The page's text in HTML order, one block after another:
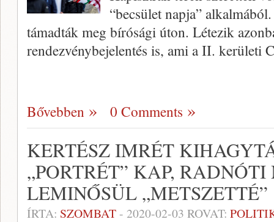
“becsület napja”
támadták meg bírósági úton. Létezik
rendezvénybejelentés is, ami a II. kerületi
Bővebben 0 Comments
KERTÉSZ IMRÉT
„PORTRÉT” KAP,
LEMINŐSÜL „METSZETTÉ”
ÍRTA: SZOMBAT- 2020-02-03 ROVAT: